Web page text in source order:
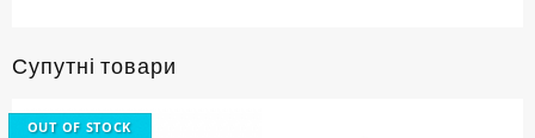
Супутні товари
OUT OF STOCK